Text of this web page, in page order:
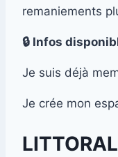
remaniements
🔒 Infos
Je suis déjà
Je crée mon